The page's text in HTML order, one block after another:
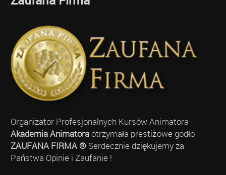
Organizator Profesjonalnych Kursów Animatora -
Akademia Animatoraotrzymała prestiżowe godło
ZAUFANA FIRMA ®Serdecznie dziękujemy za
Państwa Opinie i Zaufanie !